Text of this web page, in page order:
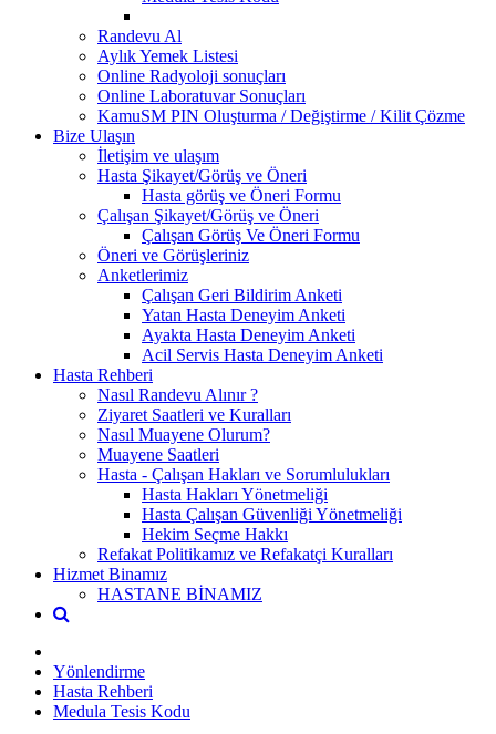
Randevu Al
Aylık Yemek Listesi
Online Radyoloji sonuçları
Online Laboratuvar Sonuçları
KamuSM PIN Oluşturma / Değiştirme / Kilit Çözme
Bize Ulaşın
İletişim ve ulaşım
Hasta Şikayet/Görüş ve Öneri
Hasta görüş ve Öneri Formu
Çalışan Şikayet/Görüş ve Öneri
Çalışan Görüş Ve Öneri Formu
Öneri ve Görüşleriniz
Anketlerimiz
Çalışan Geri Bildirim Anketi
Yatan Hasta Deneyim Anketi
Ayakta Hasta Deneyim Anketi
Acil Servis Hasta Deneyim Anketi
Hasta Rehberi
Nasıl Randevu Alınır ?
Ziyaret Saatleri ve Kuralları
Nasıl Muayene Olurum?
Muayene Saatleri
Hasta - Çalışan Hakları ve Sorumlulukları
Hasta Hakları Yönetmeliği
Hasta Çalışan Güvenliği Yönetmeliği
Hekim Seçme Hakkı
Refakat Politikamız ve Refakatçi Kuralları
Hizmet Binamız
HASTANE BİNAMIZ
Yönlendirme
Hasta Rehberi
Medula Tesis Kodu